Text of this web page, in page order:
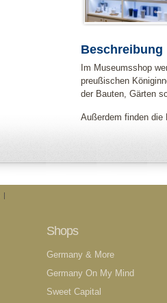
Beschreibung
Im Museumsshop
preußischen
der Bauten, Gärten
Außerdem finden die
Shops
Germany & More
Germany On My Mind
Sweet Capital